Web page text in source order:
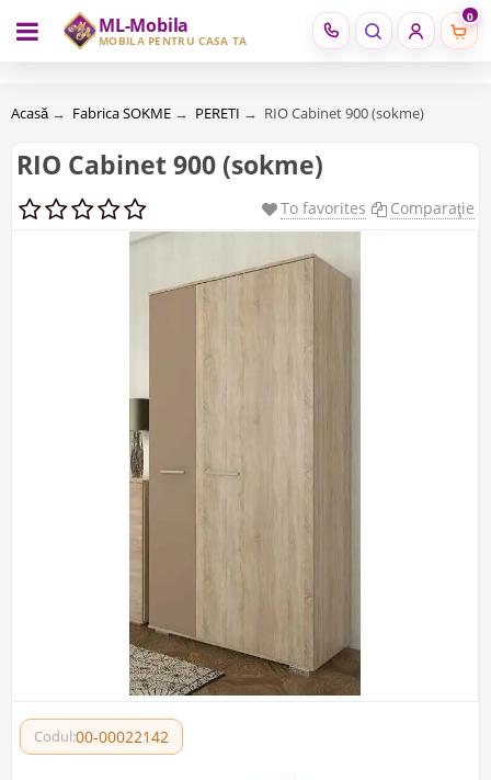
ML-Mobila
MOBILĂ PENTRU CASA TA
0
RU RO
Acasă → Fabrica SOKME → PERETI → RIO Cabinet 900 (sokme)
RIO Cabinet 900 (sokme)
To favorites Comparaţie
Codul:00-00022142